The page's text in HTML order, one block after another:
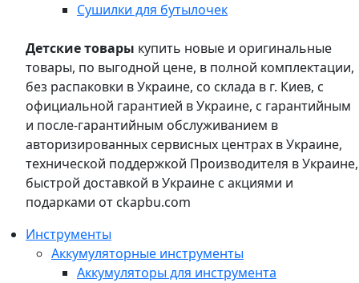
Сушилки для бутылочек
Детские товары купить новые и оригинальные
товары, по выгодной цене, в полной комплектации,
без распаковки в Украине, со склада в г. Киев, с
официальной гарантией в Украине, с гарантийным
и после-гарантийным обслуживанием в
авторизированных сервисных центрах в Украине,
технической поддержкой Производителя в Украине,
быстрой доставкой в Украине с акциями и
подарками от ckapbu.com
Инструменты
Аккумуляторные инструменты
Аккумуляторы для инструмента